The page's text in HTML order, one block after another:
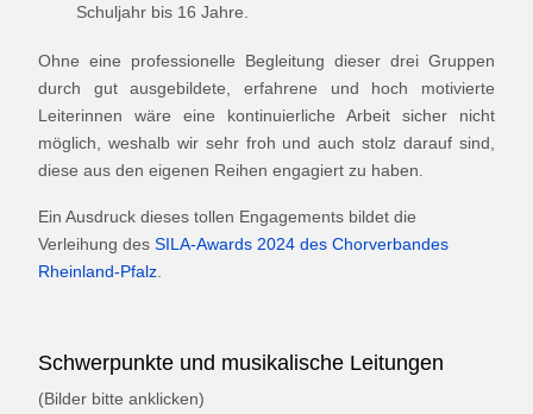
Schuljahr bis 16 Jahre.
Ohne eine professionelle Begleitung dieser drei Gruppen
durch gut ausgebildete, erfahrene und hoch motivierte
Leiterinnen wäre eine kontinuierliche Arbeit sicher nicht
möglich, weshalb wir sehr froh und auch stolz darauf sind,
diese aus den eigenen Reihen engagiert zu haben.
Ein Ausdruck dieses tollen Engagements bildet die
Verleihung des SILA-Awards 2024 des Chorverbandes
Rheinland-Pfalz
Schwerpunkte und musikalische Leitungen
(Bilder bitte anklicken)